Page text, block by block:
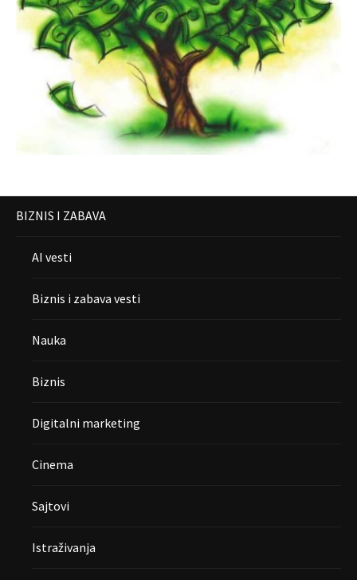
BIZNIS I ZABAVA
AI vesti
Biznis i zabava vesti
Nauka
Biznis
Digitalni marketing
Cinema
Sajtovi
Istraživanja